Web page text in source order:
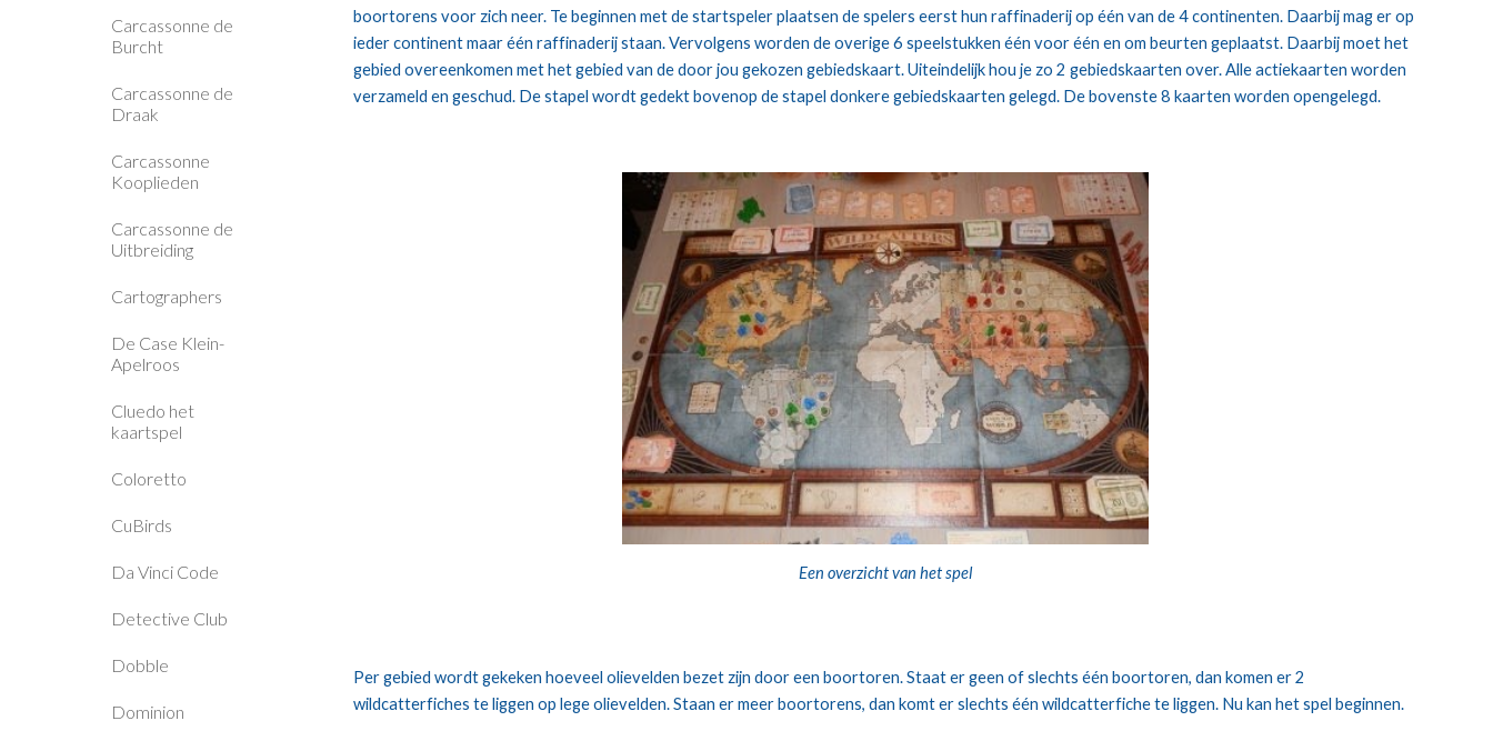
Carcassonne de
Burcht
Carcassonne de
Draak
Carcassonne
Kooplieden
Carcassonne de
Uitbreiding
Cartographers
De Case Klein-
Apelroos
Cluedo het
kaartspel
Coloretto
CuBirds
Da Vinci Code
Detective Club
Dobble
Dominion
boortorens voor zich neer. Te beginnen met de startspeler plaatsen de spelers eerst hun raffinaderij op één van de 4 continenten. Daarbij mag er op
ieder continent maar één raffinaderij staan. Vervolgens worden de overige 6 speelstukken één voor één en om beurten geplaatst. Daarbij moet het
gebied overeenkomen met het gebied van de door jou gekozen gebiedskaart. Uiteindelijk hou je zo 2 gebiedskaarten over. Alle actiekaarten worden
verzameld en geschud. De stapel wordt gedekt bovenop de stapel donkere gebiedskaarten gelegd. De bovenste 8 kaarten worden opengelegd.
Een overzicht van het spel
Per gebied wordt gekeken hoeveel olievelden bezet zijn door een boortoren. Staat er geen of slechts één boortoren, dan komen er 2
wildcatterfiches te liggen op lege olievelden. Staan er meer boortorens, dan komt er slechts één wildcatterfiche te liggen. Nu kan het spel beginnen.